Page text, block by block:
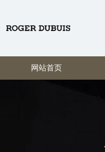
网站首页